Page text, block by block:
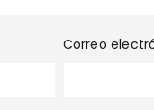
Correo